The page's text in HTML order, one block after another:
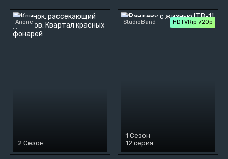
Анонс
2 Сезон
StudioBand HDTVRip 720p
1 Сезон
12 серия